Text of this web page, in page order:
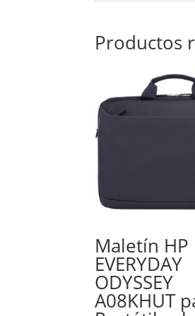
Productos
Maletín HP
EVERYDAY
ODYSSEY
A08KHUT